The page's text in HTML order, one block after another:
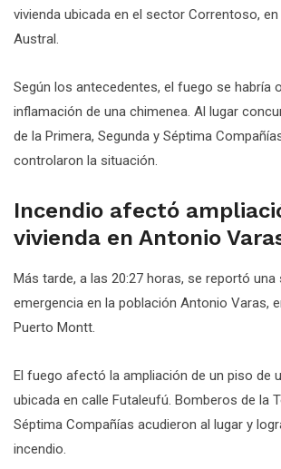
vivienda ubicada en el sector Correntoso,
Austral.
Según los antecedentes, el fuego se habría
inflamación de una chimenea. Al lugar
de la Primera, Segunda y Séptima
controlaron la situación.
Incendio afectó
vivienda en Antonio
Más tarde, a las 20:27 horas, se reportó una
emergencia en la población Antonio Varas,
Puerto Montt.
El fuego afectó la ampliación de un piso de
ubicada en calle Futaleufú. Bomberos de la
Séptima Compañías acudieron al lugar y
incendio.